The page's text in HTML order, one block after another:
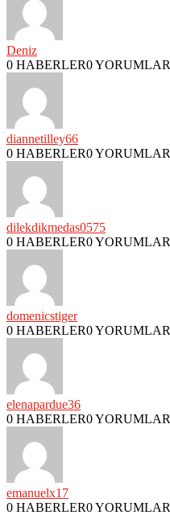
Deniz
0 HABERLER0 YORUMLAR
diannetilley66
0 HABERLER0 YORUMLAR
dilekdikmedas0575
0 HABERLER0 YORUMLAR
domenicstiger
0 HABERLER0 YORUMLAR
elenapardue36
0 HABERLER0 YORUMLAR
emanuelx17
0 HABERLER0 YORUMLAR